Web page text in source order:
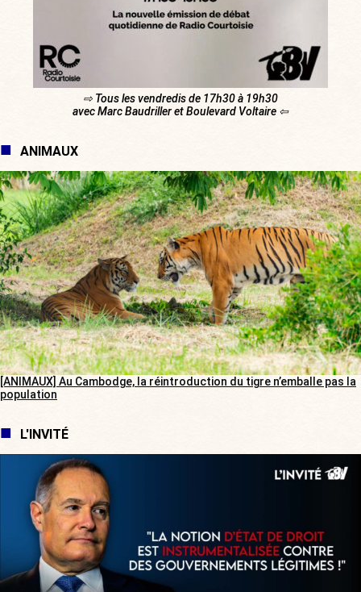
⇨ Tous les vendredis de 17h30 à 19h30
avec Marc Baudriller et Boulevard Voltaire ⇦
ANIMAUX
[ANIMAUX] Au Cambodge, la réintroduction du tigre n’emballe pas la
population
L'INVITÉ